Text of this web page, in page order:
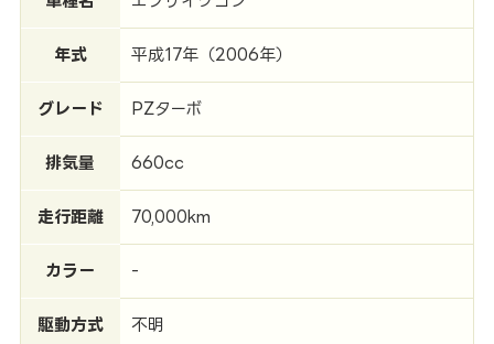
年式 平成17年（2006年）
グレード PZターボ
排気量 660cc
走行距離 70,000km
カラー -
駆動方式 不明